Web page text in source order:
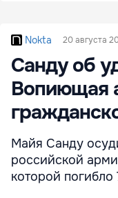
Nokta 20 августа
Санду об
Вопиющая
Майя Санду
российской
которой погибло